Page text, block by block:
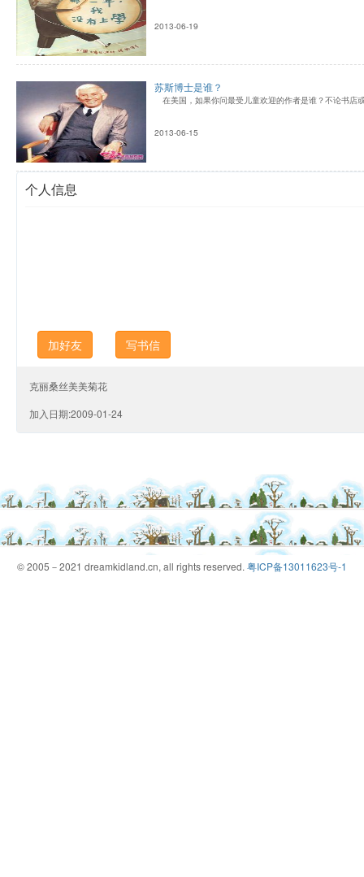
2013-06-19
苏斯博士是谁？
在美国，如果你问最受儿童欢迎的作者是谁？不论书店
2013-06-15
个人信息
加好友 写书信
克丽桑丝美美菊花
加入日期:2009-01-24
© 2005－2021 dreamkidland.cn, all rights reserved. 粤ICP备13011623号-1